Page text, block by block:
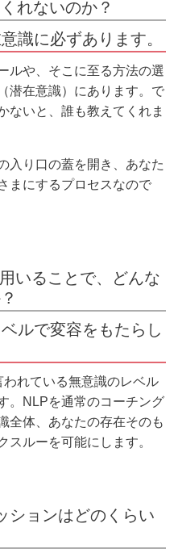
れないのか？
識に必ずあります。
ルや、そこに至る方法の選
潜在意識）にあります。で
ないと、誰も教えてくれま
入り口の蓋を開き、あなた
まにするプロセスなので
いることで、どんな
ルで変容をもたらし
れている無意識のレベル
。NLPを通常のコーチング
全体、あなたの存在そのも
スルーを可能にします。
ションはどのくらい